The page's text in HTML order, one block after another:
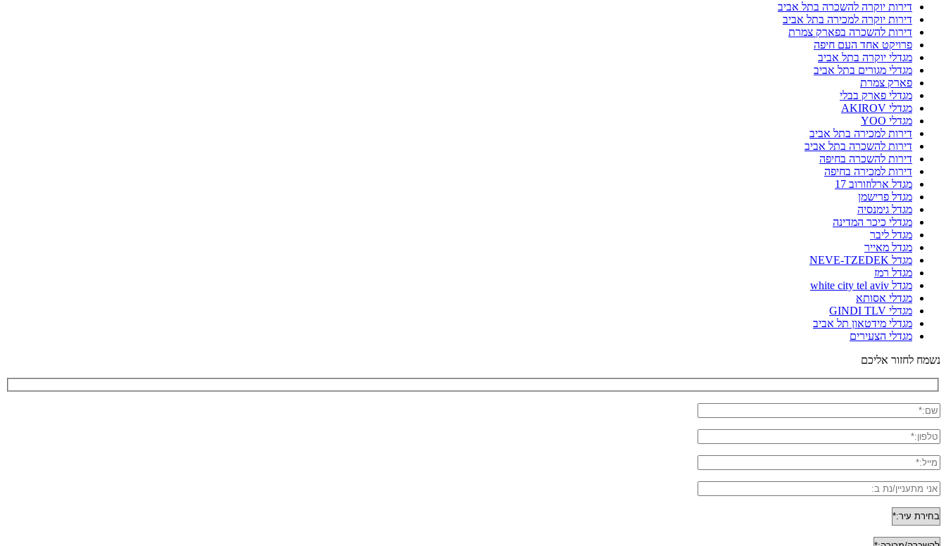
דירות יוקרה להשכרה בתל אביב
דירות יוקרה למכירה בתל אביב
דירות להשכרה בפארק צמרת
פרויקט אחד העם חיפה
מגדלי יוקרה בתל אביב
מגדלי מגורים בתל אביב
פארק צמרת
מגדלי פארק בבלי
מגדלי AKIROV
מגדלי YOO
דירות למכירה בתל אביב
דירות להשכרה בתל אביב
דירות להשכרה בחיפה
דירות למכירה בחיפה
מגדל ארלוזורוב 17
מגדל פרישמן
מגדל גימנסיה
מגדלי כיכר המדינה
מגדל ליבר
מגדל מאייר
מגדל NEVE-TZEDEK
מגדל רמז
מגדל white city tel aviv
מגדלי אסותא
מגדלי GINDI TLV
מגדלי מידטאון תל אביב
מגדלי הצעירים
נשמח לחזור אליכם